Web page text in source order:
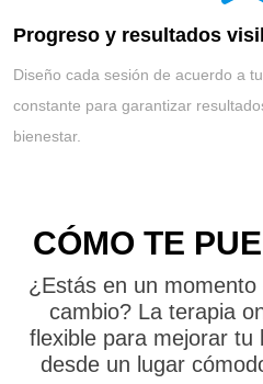
Progreso y resultados
Diseño cada sesión de acuerdo a
constante para garantizar
bienestar.
CÓMO TE
¿Estás en un
cambio? La terapia
flexible para mejorar tu
desde un lugar